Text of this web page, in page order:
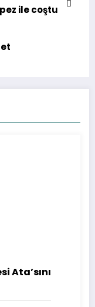
ile coştu
Ata’sını